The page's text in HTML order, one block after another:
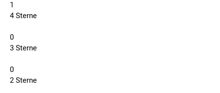
1
4 Sterne
0
3 Sterne
0
2 Sterne